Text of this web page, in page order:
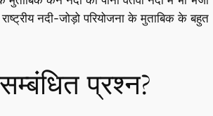
नदी-जोड़ो परियोजना के मुताबिक के बहुत
प्रश्न?